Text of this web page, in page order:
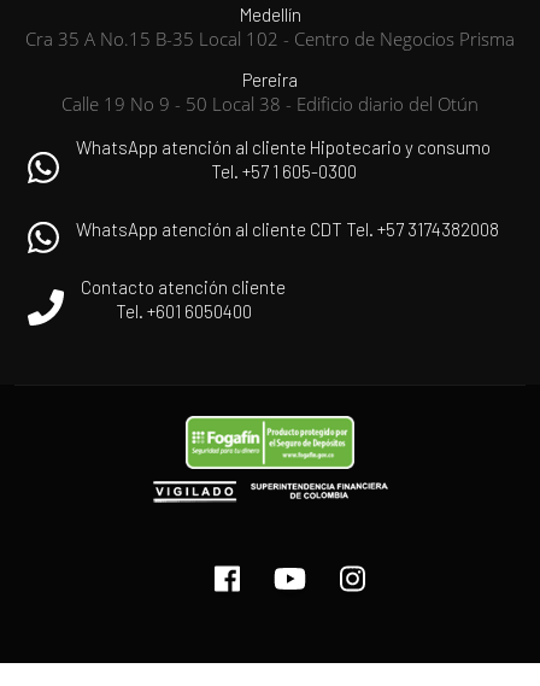
Medellín
Cra 35 A No.15 B-35 Local 102 - Centro de Negocios Prisma
Pereira
Calle 19 No 9 - 50 Local 38 - Edificio diario del Otún
WhatsApp atención al cliente Hipotecario y consumo
Tel. +57 1 605-0300
WhatsApp atención al cliente CDT Tel. +57 3174382008
Contacto atención cliente
Tel. +601 6050400